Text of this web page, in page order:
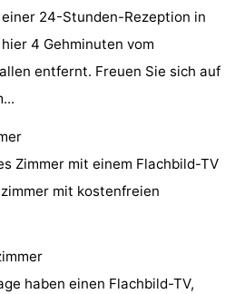
24-Stunden-Rezeption in
4 Gehminuten vom
entfernt. Freuen Sie sich auf
Zimmer mit einem Flachbild-TV
mit kostenfreien
haben einen Flachbild-TV,